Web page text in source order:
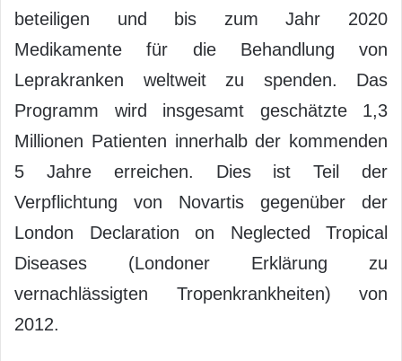
beteiligen und bis zum Jahr 2020
Medikamente für die Behandlung von
Leprakranken weltweit zu spenden. Das
Programm wird insgesamt geschätzte 1,3
Millionen Patienten innerhalb der kommenden
5 Jahre erreichen. Dies ist Teil der
Verpflichtung von Novartis gegenüber der
London Declaration on Neglected Tropical
Diseases (Londoner Erklärung zu
vernachlässigten Tropenkrankheiten) von
2012.